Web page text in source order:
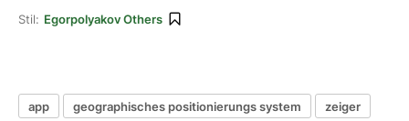
Stil: Egorpolyakov Others
app geographisches positionierungs system
zeiger